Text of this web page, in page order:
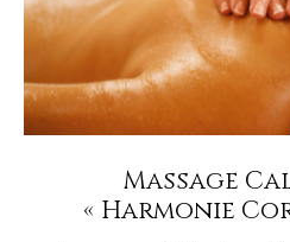
Massage
« Harmonie